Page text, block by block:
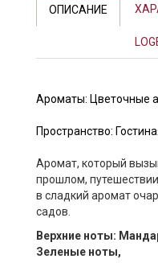
ОПИСАНИЕ
Ароматы: Цветочные
Пространство:
Аромат, который
прошлом,
в сладкий аромат
садов.
Верхние ноты:
Зеленые ноты,